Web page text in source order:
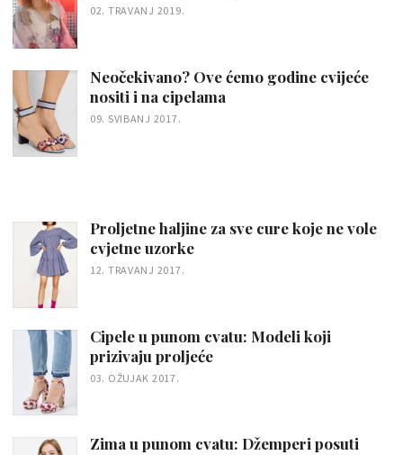
02. TRAVANJ 2019.
Neočekivano? Ove ćemo godine cvijeće
nositi i na cipelama
09. SVIBANJ 2017.
Proljetne haljine za sve cure koje ne vole
cvjetne uzorke
12. TRAVANJ 2017.
Cipele u punom cvatu: Modeli koji
prizivaju proljeće
03. OŽUJAK 2017.
Zima u punom cvatu: Džemperi posuti